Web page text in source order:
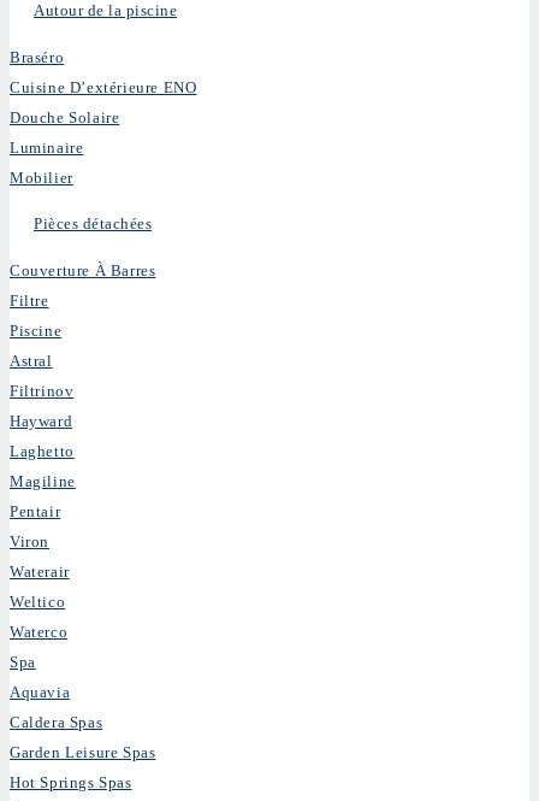
Autour de la piscine
Braséro
Cuisine D’extérieure ENO
Douche Solaire
Luminaire
Mobilier
Pièces détachées
Couverture À Barres
Filtre
Piscine
Astral
Filtrinov
Hayward
Laghetto
Magiline
Pentair
Viron
Waterair
Weltico
Waterco
Spa
Aquavia
Caldera Spas
Garden Leisure Spas
Hot Springs Spas